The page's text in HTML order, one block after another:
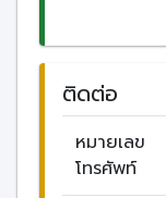
ติดต่อ
หมายเลข
โทรศัพท์